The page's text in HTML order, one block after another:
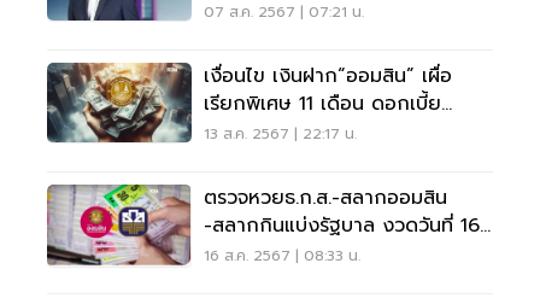
07 ส.ค. 2567 | 07:21 น.
เงื่อนไข เงินฝาก“ออมสิน” เผื่อ
เรียกพิเศษ 11 เดือน ดอกเบี้ย
1.85% ต่อปี
13 ส.ค. 2567 | 22:17 น.
ตรวจหวยธ.ก.ส.-สลากออมสิน
-สลากกินแบ่งรัฐบาล งวดวันที่ 16
สิงหาคม 2567
16 ส.ค. 2567 | 08:33 น.